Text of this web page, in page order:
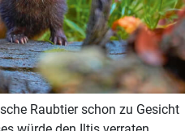
Raubtier schon zu Gesicht